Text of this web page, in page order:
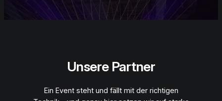
Unsere Partner
Ein Event steht und fällt mit der richtigen